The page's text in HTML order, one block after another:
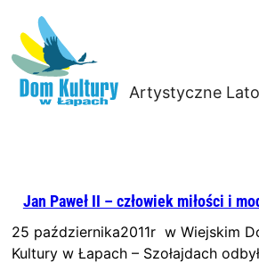
Artystyczne Lato
Jan Paweł II – człowiek miłości i
25 października2011r w Wiejskim
Kultury w Łapach – Szołajdach